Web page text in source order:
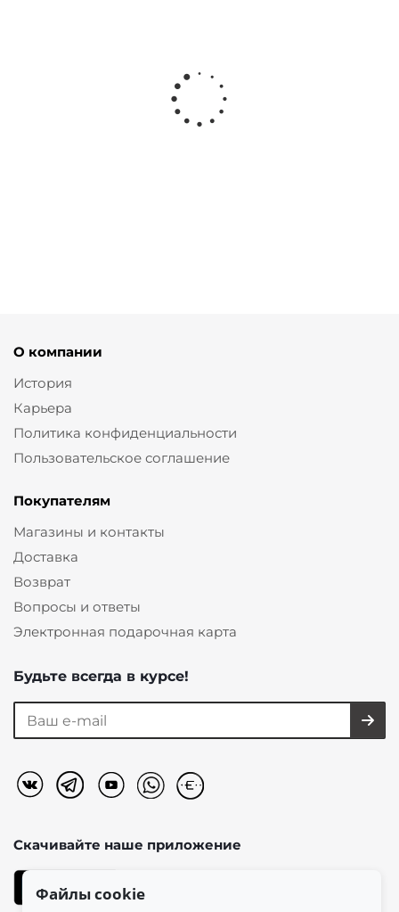
О компании
История
Карьера
Политика конфиденциальности
Пользовательское соглашение
Покупателям
Магазины и контакты
Доставка
Возврат
Вопросы и ответы
Электронная подарочная карта
Будьте всегда в курсе!
Скачивайте наше приложение
Файлы cookie